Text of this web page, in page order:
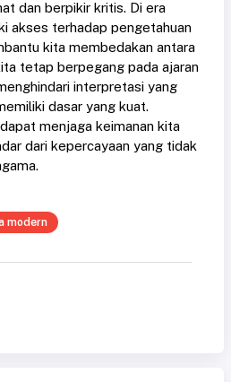
dan berpikir kritis. Di era
akses terhadap pengetahuan
kita membedakan antara
tetap berpegang pada ajaran
interpretasi yang
dasar yang kuat.
menjaga keimanan kita
dari kepercayaan yang tidak
modern